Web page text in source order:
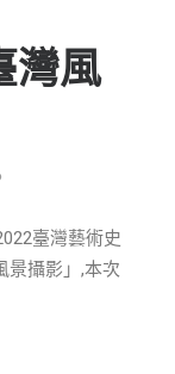
灣風
臺灣藝術史
攝影」,本次